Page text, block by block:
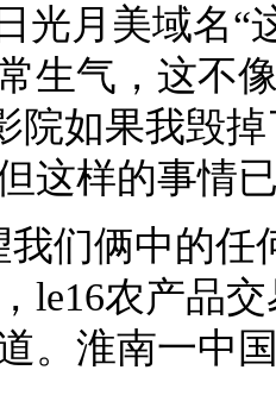
光月美域名
生气，这不
院如果我毁
这样的事情
俩中的任
le16农产品
。淮南一中